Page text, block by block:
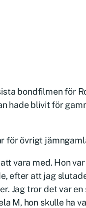
bondfilmen för
hade blivit för
för övrigt
vara med. Hon
efter att jag
Jag tror det var
M, hon skulle ha